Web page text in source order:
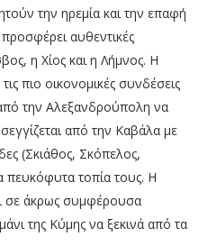
την ηρεμία και την επαφή
αυθεντικές
η Χίος και η Λήμνος. Η
πιο οικονομικές συνδέσεις
την Αλεξανδρούπολη να
από την Καβάλα με
(Σκιάθος, Σκόπελος,
πευκόφυτα τοπία τους. Η
σε άκρως συμφέρουσα
της Κύμης να ξεκινά από τα